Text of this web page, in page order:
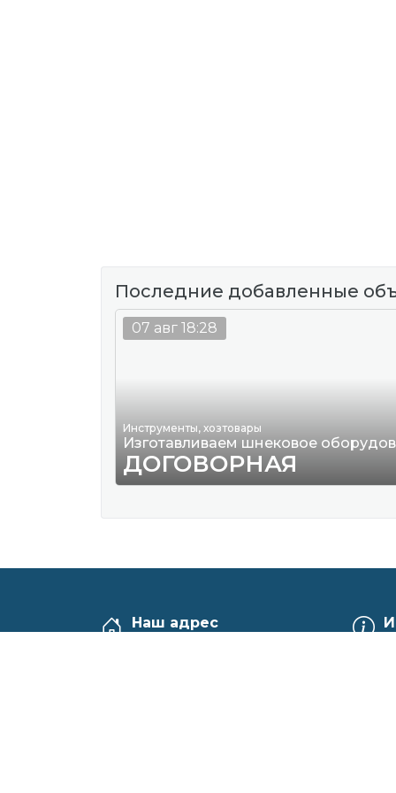
Последние добавленные
Инструменты, хозтовары
Изготавливаем шнековое
ДОГОВОРНАЯ
07 авг 18:28
Наш адрес